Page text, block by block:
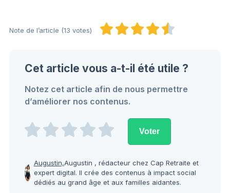
Note de l’article (13 votes)
Cet article vous a-t-il été utile ?
Notez cet article afin de nous permettre
d’améliorer nos contenus.
Augustin,Augustin , rédacteur chez Cap Retraite et
expert digital. Il crée des contenus à impact social
dédiés au grand âge et aux familles aidantes.